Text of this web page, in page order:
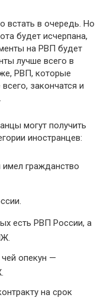
встать в очередь. Но
будет исчерпана,
на РВП будет
лучше всего в
РВП, которые
закончатся и
могут получить
иностранцев:
гражданство
есть РВП России, а
опекун —
на срок